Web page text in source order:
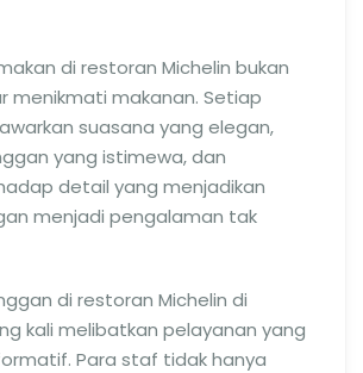
di restoran Michelin bukan
menikmati makanan. Setiap
suasana yang elegan,
yang istimewa, dan
detail yang menjadikan
menjadi pengalaman tak
di restoran Michelin di
kali melibatkan pelayanan yang
Para staf tidak hanya